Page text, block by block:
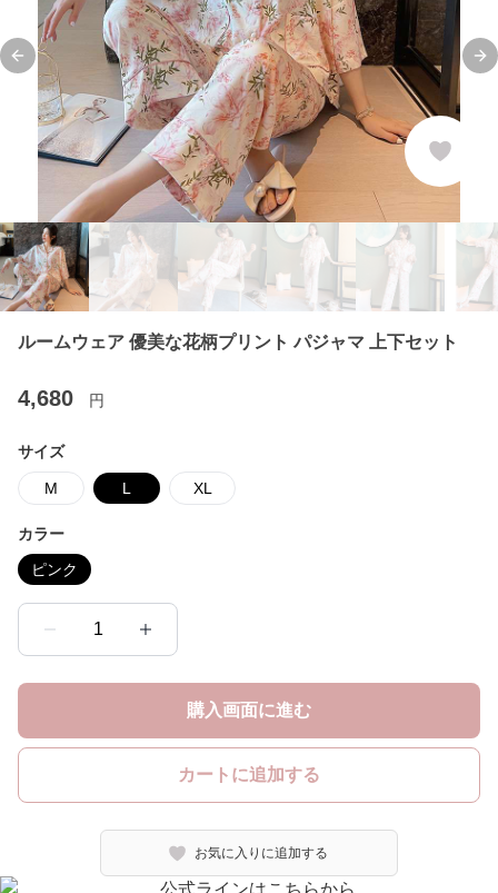
Previous slide
ルームウェア 優美な花柄プリント パジャマ 上下セット
4,680 円
サイズ
M L XL
カラー
ピンク
1
購入画面に進む
カートに追加する
お気に入りに追加する